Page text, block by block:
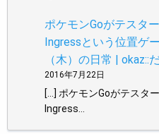
ポケモンGoがテスタ
Ingressという位置ゲ
（木）の日常 | okaz::
2016年7月22日
[…] ポケモンGoがテスタ
Ingress…